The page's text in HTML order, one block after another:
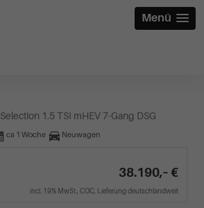
Menü
Selection 1.5 TSI mHEV 7-Gang DSG
ca 1 Woche Neuwagen
38.190,– €
incl. 19% MwSt., COC, Lieferung deutschlandweit